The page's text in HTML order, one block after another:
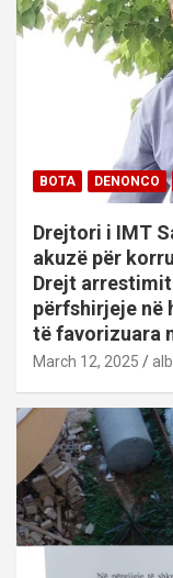
BOTA DENONCO
Drejtori i IMT
akuzë për
Drejt
përfshirjeje në
të favorizuara
March 12, 2025